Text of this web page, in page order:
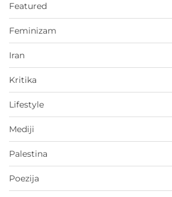
Featured
Feminizam
Iran
Kritika
Lifestyle
Mediji
Palestina
Poezija